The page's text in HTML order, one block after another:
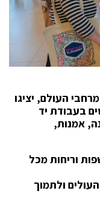
העולם, יציגו
בעבודת יד
אמנות,
וריחות מכל
ולתמוך